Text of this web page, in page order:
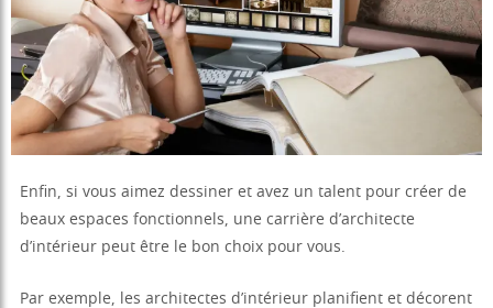
Enfin, si vous aimez dessiner et avez un talent pour créer de
beaux espaces fonctionnels, une carrière d’architecte
d’intérieur peut être le bon choix pour vous.
Par exemple, les architectes d’intérieur planifient et décorent